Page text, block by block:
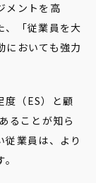
メントを高
、「従業員を大
においても強力
度（ES）と顧
ることが知ら
従業員は、より